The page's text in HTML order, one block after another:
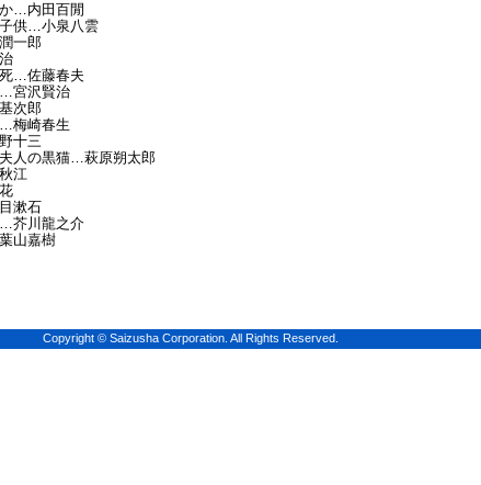
…内田百閒
供…小泉八雲
一郎
…佐藤春夫
宮沢賢治
次郎
梅崎春生
十三
人の黒猫…萩原朔太郎
江
漱石
芥川龍之介
山嘉樹
Copyright © Saizusha Corporation. All Rights Reserved.